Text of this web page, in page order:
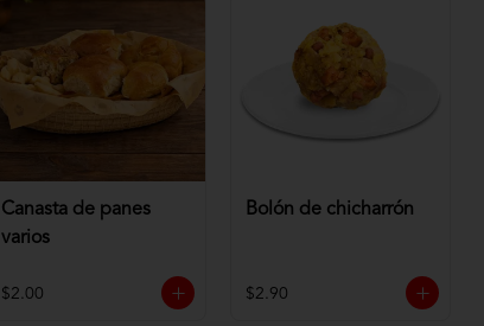
Canasta de panes
varios
$2.00
Bolón de chicharrón
$2.90